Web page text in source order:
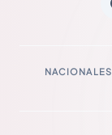
NACIONALES